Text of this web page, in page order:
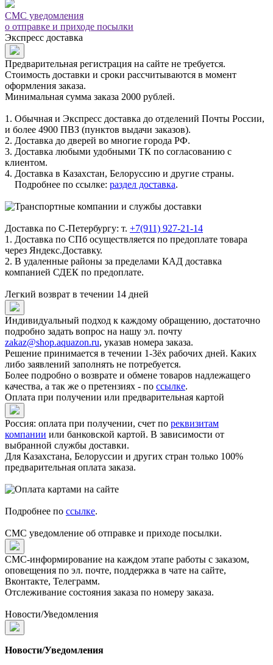
СМС уведомления
о отправке и приходе посылки
Экспресс доставка
Предварительная регистрация на сайте не требуется.
Стоимость доставки и сроки рассчитываются в момент
оформления заказа.
Минимальная сумма заказа 2000 рублей.
1. Обычная и Экспресс доставка до отделений Почты России,
и более 4900 ПВЗ (пунктов выдачи заказов).
2. Доставка до дверей во многие города РФ.
3. Доставка любыми удобными ТК по согласованию с
клиентом.
4. Доставка в Казахстан, Белоруссию и другие страны.
Подробнее по ссылке: раздел доставка.
Доставка по С-Петербургу: т. +7(911) 927-21-14
1. Доставка по СПб осуществляется по предоплате товара
через Яндекс.Доставку.
2. В удаленные районы за пределами КАД доставка
компанией СДЕК по предоплате.
Легкий возврат в течении 14 дней
Индивидуальный подход к каждому обращению, достаточно
подробно задать вопрос на нашу эл. почту
zakaz@shop.aquazon.ru, указав номера заказа.
Решение принимается в течении 1-3ёх рабочих дней. Каких
либо заявлений заполнять не потребуется.
Более подробно о возврате и обмене товаров надлежащего
качества, а так же о претензиях - по ссылке.
Оплата при получении или предварительная картой
Россия: оплата при получении, счет по реквизитам
компании или банковской картой. В зависимости от
выбранной службы доставки.
Для Казахстана, Белоруссии и других стран только 100%
предварительная оплата заказа.
Подробнее по ссылке.
СМС уведомление об отправке и приходе посылки.
СМС-информирование на каждом этапе работы с заказом,
оповещения по эл. почте, поддержка в чате на сайте,
Вконтакте, Телеграмм.
Отслеживание состояния заказа по номеру заказа.
Новости/Уведомления
Новости/Уведомления